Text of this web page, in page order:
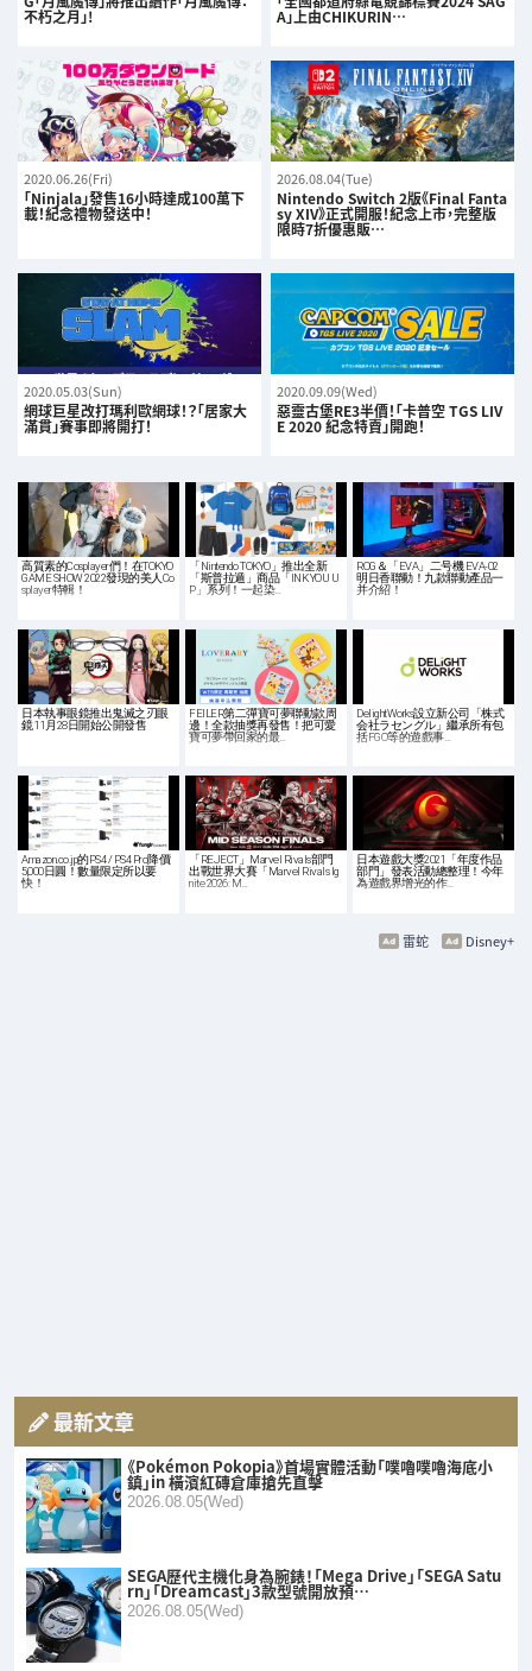
不朽之月」! A」上由CHIKURIN…
2020.06.26(Fri)
「Ninjala」發售16小時達成100萬下
載！紀念禮物發送中！
2026.08.04(Tue)
Nintendo Switch 2版《Final Fanta
sy XIV》正式開服！紀念上市，完整版
限時7折優惠販…
2020.05.03(Sun)
網球巨星改打瑪利歐網球！？「居家大
滿貫」賽事即將開打！
2020.09.09(Wed)
惡靈古堡RE3半價！「卡普空 TGS LIV
E 2020 紀念特賣」開跑！
高質素的Cosplayer們！在TOKYO
GAME SHOW 2022發現的美人Co
splayer特輯！
「Nintendo TOKYO」推出全新
「斯普拉遁」商品「INK YOU U
P」系列！一起染…
ROG＆「EVA」二号機 EVA-02
明日香聯動！九款聯動產品一
并介紹！
日本執事眼鏡推出鬼滅之刃眼
鏡 11月28日開始公開發售
FEILER第二彈寶可夢聯動款周
邊！全款抽獎再發售！把可愛
寶可夢帶回家的最…
DelightWorks設立新公司「株式
会社ラセングル」繼承所有包
括FGO等的遊戲事…
Amazon.co.jp的PS4 / PS4 Pro降價
5,000日圓！數量限定所以要
快！
「REJECT」Marvel Rivals部門
出戰世界大賽「Marvel Rivals Ig
nite 2026: M…
日本遊戲大獎2021「年度作品
部門」發表活動總整理！今年
為遊戲界增光的作…
Disney+
雷蛇
最新文章
《Pokémon Pokopia》首場實體活動「噗嚕噗嚕海底小
鎮」in 橫濱紅磚倉庫搶先直擊
2026.08.05(Wed)
SEGA歷代主機化身為腕錶！「Mega Drive」「SEGA Satu
rn」「Dreamcast」3款型號開放預…
2026.08.05(Wed)